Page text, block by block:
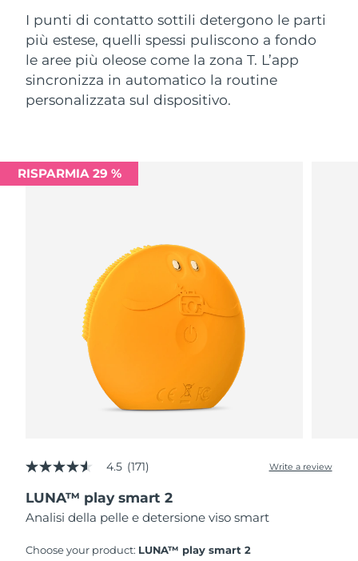
I punti di contatto sottili detergono le parti
più estese, quelli spessi puliscono a fondo
le aree più oleose come la zona T. L’app
sincronizza in automatico la routine
personalizzata sul dispositivo.
RISPARMIA 29 %
4.5
of
5
stars,
rating
4.5 (171) Write a review
LUNA™ play smart 2
Analisi della pelle e detersione viso smart
Choose your product: LUNA™ play smart 2